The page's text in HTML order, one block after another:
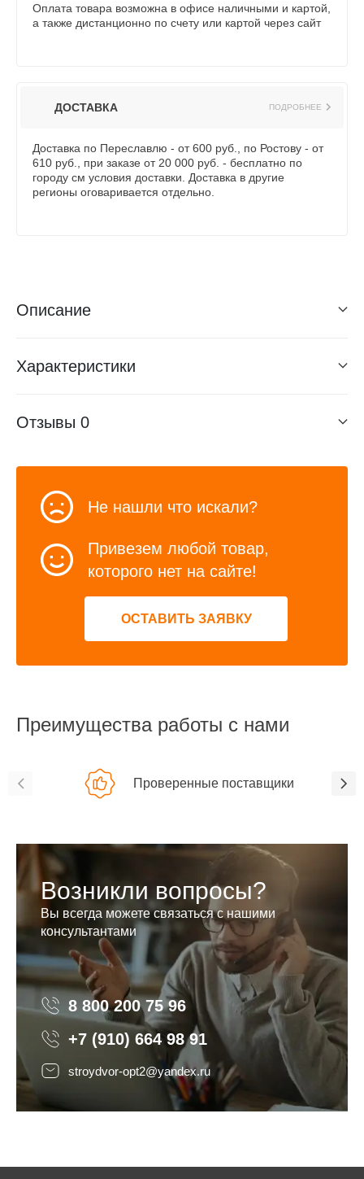
Оплата товара возможна в офисе наличными и картой,
а также дистанционно по счету или картой через сайт
ДОСТАВКА ПОДРОБНЕЕ
Доставка по Переславлю - от 600 руб., по Ростову - от
610 руб., при заказе от 20 000 руб. - бесплатно по
городу см условия доставки. Доставка в другие
регионы оговаривается отдельно.
Описание
Характеристики
Отзывы 0
Не нашли что искали?
Привезем любой товар,
которого нет на сайте!
ОСТАВИТЬ ЗАЯВКУ
Преимущества работы с нами
Проверенные поставщики
Возникли вопросы?
Вы всегда можете связаться с нашими
консультантами
8 800 200 75 96 8 800 200 75 96
+7 (910) 664 98 91
stroydvor-opt2@yandex.ru